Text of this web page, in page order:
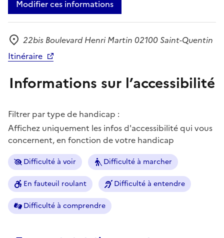
Modifier ces informations
Adresse
22bis Boulevard Henri Martin 02100 Saint-Quentin
Itinéraire
Informations sur l’accessibilité
Filtrer par type de handicap :
Affichez uniquement les infos d'accessibilité qui vous
concernent, en fonction de votre handicap
Difficulté à voir Difficulté à marcher
En fauteuil roulant Difficulté à entendre
Difficulté à comprendre